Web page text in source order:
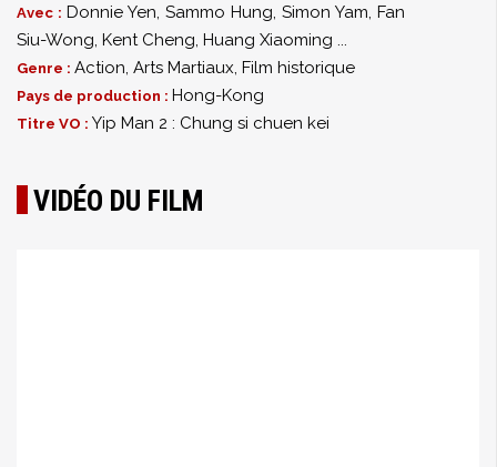
Avec : Donnie Yen, Sammo Hung, Simon Yam, Fan
Siu-Wong, Kent Cheng, Huang Xiaoming ...
Genre : Action, Arts Martiaux, Film historique
Pays de production : Hong-Kong
Titre VO : Yip Man 2 : Chung si chuen kei
VIDÉO DU FILM